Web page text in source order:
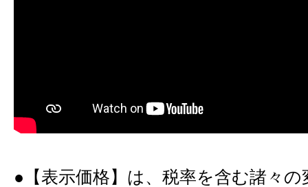
●【表示価格】は、税率を含む諸々